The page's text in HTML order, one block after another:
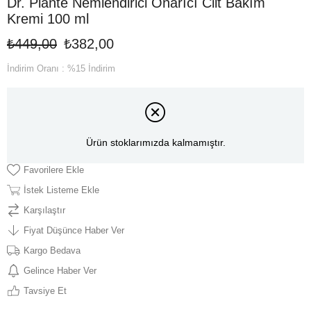
Kremi 100 ml
₺449,00 ₺382,00
İndirim Oranı : %15 İndirim
Ürün stoklarımızda kalmamıştır.
Favorilere Ekle
İstek Listeme Ekle
Karşılaştır
Fiyat Düşünce Haber Ver
Kargo Bedava
Gelince Haber Ver
Tavsiye Et